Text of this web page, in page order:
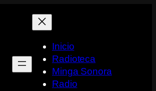
Inicio
Radioteca
Minga Sonora
Radio